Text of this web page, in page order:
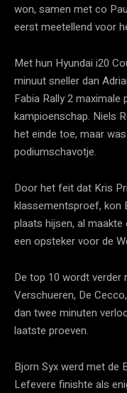
won, samen met co
eerst meetellend voor
Met hun Hyundai i20
minuut sneller dan
Fabia Rally 2
kampioenschap. Niels
het einde toe, maar
podiumschavotje.
Door het feit dat Kris
klassementsproef, kon
plaats hijsen, al
een opsteker voor de
De top 10 wordt verder
Verschueren, De
dan twee minuten
laatste proeven.
Bjorn Syx werd met de
Lefevere finishte als